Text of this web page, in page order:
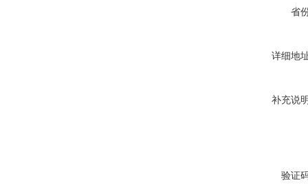
省
详细地
补充说
验证